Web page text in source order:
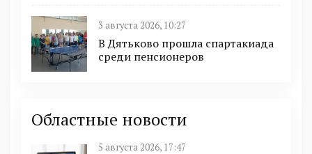
3 августа 2026, 10:27
В Дятьково прошла спартакиада
среди пенсионеров
Областные новости
5 августа 2026, 17:47